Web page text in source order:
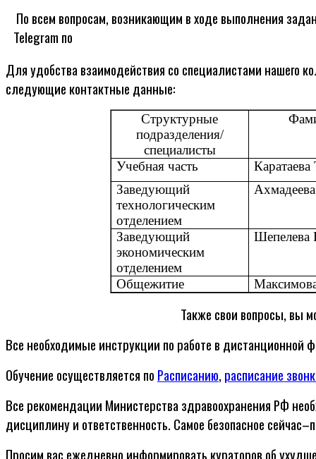
По всем вопросам, возникающим в ходе выполнения
Telegram по
Для удобства взаимодействия со специалистами нашего
следующие контактные данные:
Структурные
подразделения/
специалисты
Учебная часть
Заведующий
технологическим
отделением
Заведующий
экономическим
отделением
Шепелева
Общежитие
Также свои вопросы, вы
Все необходимые инструкции по работе в
Обучение осуществляется по Расписанию, расписание
Все рекомендации Министерства здравоохранения РФ
дисциплину и ответственность. Самое безопасное
Просим вас ежедневно информировать кураторов об